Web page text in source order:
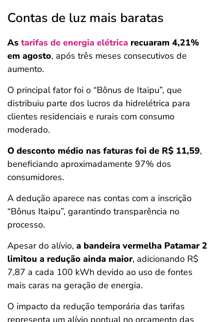
Contas de luz mais baratas
As tarifas de energia elétrica recuaram 4,21%
em agosto, após três meses consecutivos de
aumento.
O principal fator foi o “Bônus de Itaipu”, que
distribuiu parte dos lucros da hidrelétrica para
clientes residenciais e rurais com consumo
moderado.
O desconto médio nas faturas foi de R$ 11,59,
beneficiando aproximadamente 97% dos
consumidores.
A dedução aparece nas contas com a inscrição
“Bônus Itaipu”, garantindo transparência no
processo.
Apesar do alívio, a bandeira vermelha Patamar 2
limitou a redução ainda maior, adicionando R$
7,87 a cada 100 kWh devido ao uso de fontes
mais caras na geração de energia.
O impacto da redução temporária das tarifas
representa um alívio pontual no orçamento das